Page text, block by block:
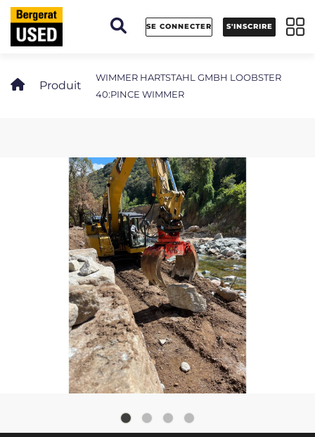
SE CONNECTER S'INSCRIRE
Produit
WIMMER HARTSTAHL GMBH LOOBSTER
40:PINCE WIMMER
Panneau de gestion des cookies